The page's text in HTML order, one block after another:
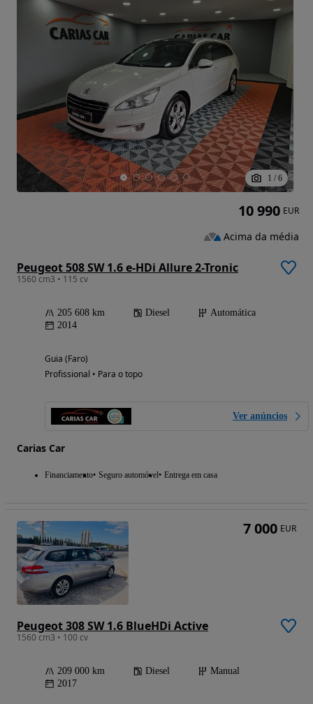
1 / 6
Peugeot 508 SW 1.6 e-HDi Allure 2-Tronic
1560 cm3 • 115 cv
205 608 km Diesel
Automática
2014
Guia (Faro)
Profissional • Para o topo
Ver anúncios
Carias Car
Financiamento Seguro automóvel Entrega em casa
10 990 EUR
Acima da média
Peugeot 308 SW 1.6 BlueHDi Active
1560 cm3 • 100 cv
209 000 km Diesel
Manual
2017
7 000 EUR